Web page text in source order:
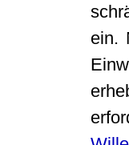
ein.